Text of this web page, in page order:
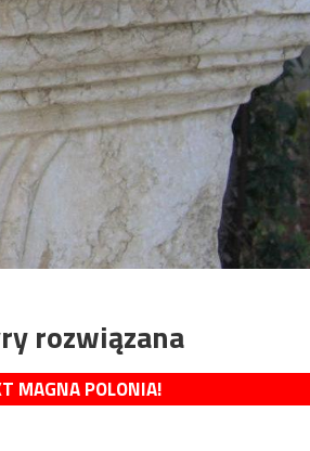
rozwiązana
MAGNA POLONIA!